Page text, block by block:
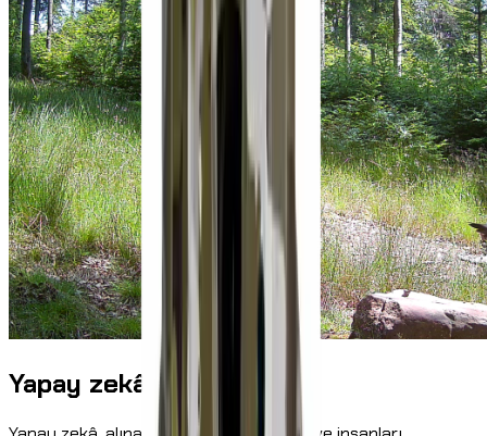
Yapay zekâ nesne tanıma